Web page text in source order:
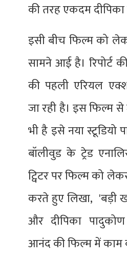
की तरह एकदम दीपिका
इसी बीच फिल्म को
सामने आई है। रिपोर्ट
की पहली एरियल
जा रही है। इस फिल्म
भी है इसे नया स्टूडियो
बॉलीवुड के ट्रेड
ट्विटर पर फिल्म को
करते हुए लिखा, 'बड़ी
और दीपिका पादुकोण
आनंद की फिल्म में काम